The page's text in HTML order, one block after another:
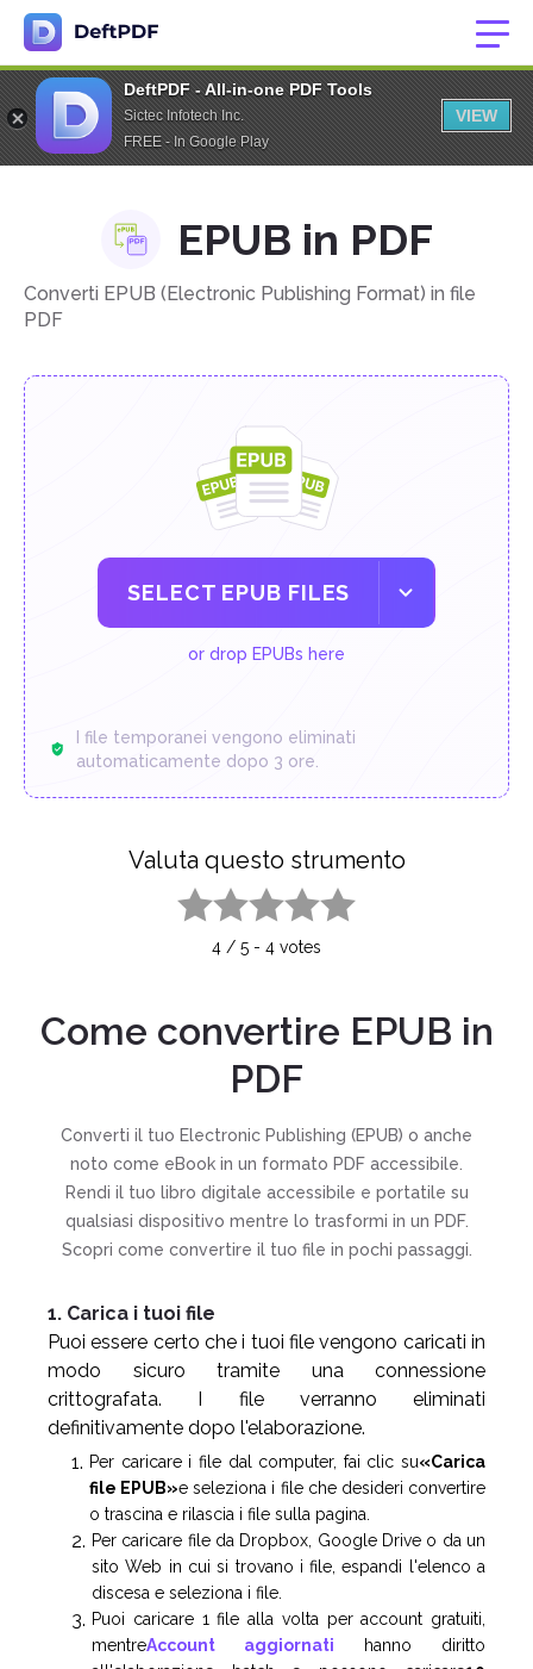
DeftPDF - All-in-one PDF Tools
Sictec Infotech Inc.
FREE - In Google Play
VIEW
EPUB in PDF
Converti EPUB (Electronic Publishing Format) in file
PDF
SELECT EPUB FILES
or drop EPUBs here
I file temporanei vengono eliminati
automaticamente dopo 3 ore.
Valuta questo strumento
4 / 5 - 4 votes
Come convertire EPUB in
PDF
Converti il tuo Electronic Publishing (EPUB) o anche
noto come eBook in un formato PDF accessibile.
Rendi il tuo libro digitale accessibile e portatile su
qualsiasi dispositivo mentre lo trasformi in un PDF.
Scopri come convertire il tuo file in pochi passaggi.
1. Carica i tuoi file
Puoi essere certo che i tuoi file vengono caricati in
modo sicuro tramite una connessione
crittografata. I file verranno eliminati
definitivamente dopo l'elaborazione.
Per caricare i file dal computer, fai clic su«Carica
file EPUB»e seleziona i file che desideri convertire
o trascina e rilascia i file sulla pagina.
Per caricare file da Dropbox, Google Drive o da un
sito Web in cui si trovano i file, espandi l'elenco a
discesa e seleziona i file.
Puoi caricare 1 file alla volta per account gratuiti,
mentreAccount aggiornati hanno diritto